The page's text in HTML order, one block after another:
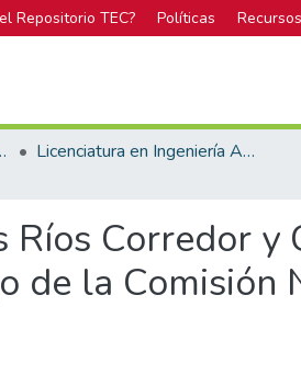
Repositorio TEC? Políticas
Agrícola
Licenciatura en Ingeniería Agrícola
Corredor y
de la Comisión